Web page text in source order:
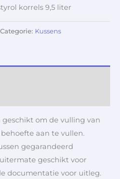
korrels 9,5 liter
Categorie: Kussens
geschikt om de vulling van
aan te vullen.
gegarandeerd
geschikt voor
documentatie voor uitleg.